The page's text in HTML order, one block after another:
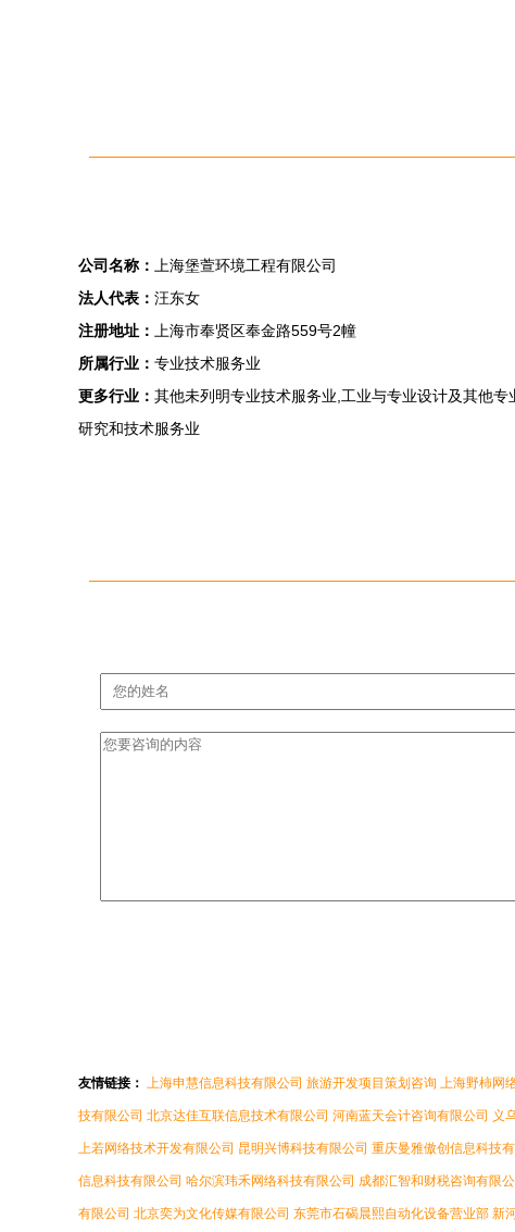
公司名称：
上海堡萱环境工程有限公司
法人代表： 汪东女
注册地址：
上海市奉贤区奉金路559号2幢
所属行业： 专业技术服务业
更多行业： 其他未列明专业技术服务业,工业与专业设计及其他
研究和技术服务业
友情链接： 上海申慧信息科技有限公司 旅游开发项目策划咨询 上海野柿网
技有限公司 北京达佳互联信息技术有限公司 河南蓝天会计咨询有限公司 义
上若网络技术开发有限公司 昆明兴博科技有限公司 重庆曼雅傲创信息科技
信息科技有限公司 哈尔滨玮禾网络科技有限公司 成都汇智和财税咨询有限公
有限公司 北京奕为文化传媒有限公司 东莞市石碣晨熙自动化设备营业部 新